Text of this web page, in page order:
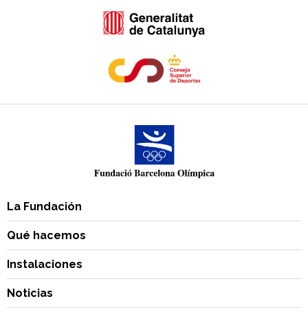
La Fundación
Qué hacemos
Instalaciones
Noticias